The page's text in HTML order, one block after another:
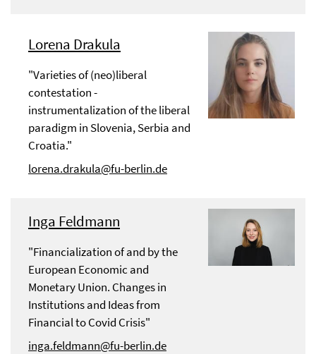
Lorena Drakula
"Varieties of (neo)liberal
contestation -
instrumentalization of the liberal
paradigm in Slovenia, Serbia and
Croatia."
lorena.drakula@fu-berlin.de
Inga Feldmann
"Financialization of and by the
European Economic and
Monetary Union. Changes in
Institutions and Ideas from
Financial to Covid Crisis"
inga.feldmann@fu-berlin.de